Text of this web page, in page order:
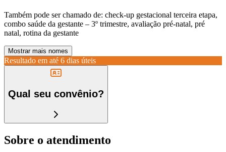
Também pode ser chamado de: check-up gestacional terceira etapa,
combo saúde da gestante – 3º trimestre, avaliação pré-natal, pré
natal, rotina da gestante
Mostrar mais nomes
Resultado em até 6 dias úteis
Qual seu convênio?
Sobre o atendimento